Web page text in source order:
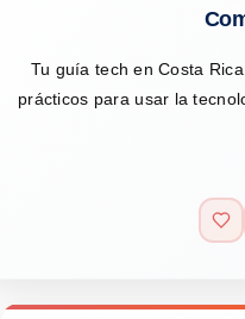
Tu guía tech en Costa
prácticos para usar la